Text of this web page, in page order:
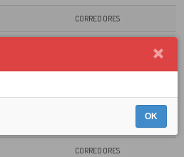
CORREDORES
CORREDORES
CORREDORES
CORREDORES
OK